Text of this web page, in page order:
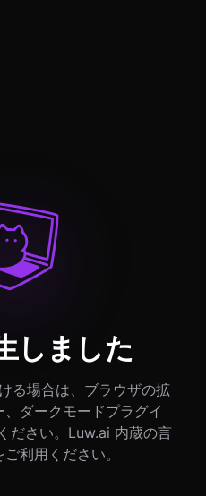
しました
る場合は、ブラウザの拡
ダークモードプラグイ
ださい。Luw.ai 内蔵の言
利用ください。